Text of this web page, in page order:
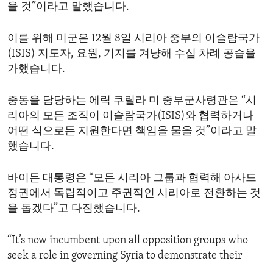
을 것”이라고 말했습니다.
이를 위해 미군은 12월 8일 시리아 중부의 이슬람국가
(ISIS) 지도자, 요원, 기지를 겨냥해 수십 차례 공습을
가했습니다.
중동을 담당하는 에릭 쿠릴라 미 중부군사령관은 “시
리아의 모든 조직이 이슬람국가(ISIS)와 협력하거나
어떤 식으로든 지원한다면 책임을 물을 것”이라고 말
했습니다.
바이든 대통령은 “모든 시리아 그룹과 협력해 아사드
정권에서 독립적이고 주권적인 시리아로 전환하는 것
을 돕겠다”고 다짐했습니다.
“It’s now incumbent upon all opposition groups who
seek a role in governing Syria to demonstrate their